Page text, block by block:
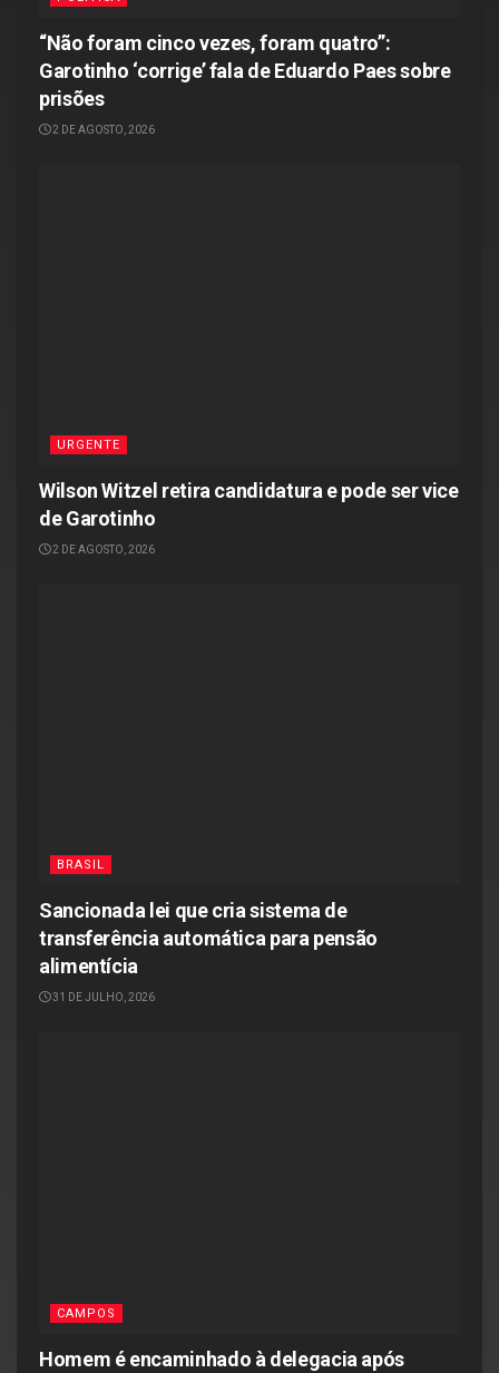
“Não foram cinco vezes, foram quatro”:
Garotinho ‘corrige’ fala de Eduardo Paes sobre
prisões
2 DE AGOSTO, 2026
URGENTE
Wilson Witzel retira candidatura e pode ser vice
de Garotinho
2 DE AGOSTO, 2026
BRASIL
Sancionada lei que cria sistema de
transferência automática para pensão
alimentícia
31 DE JULHO, 2026
CAMPOS
Homem é encaminhado à delegacia após